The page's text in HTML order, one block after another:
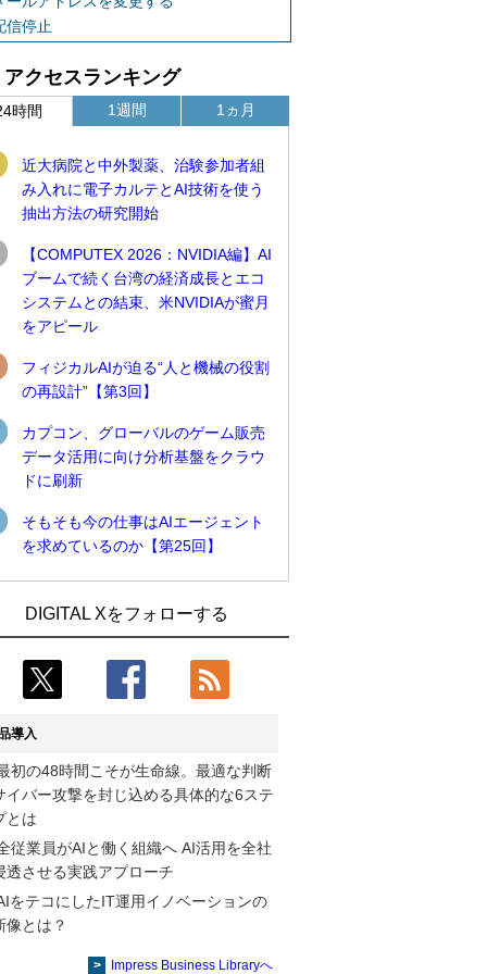
信停止
アクセスランキング
時間
近大病院と中外製薬、治験参加者組
み入れに電子カルテとAI技術を使う
抽出方法の研究開始
【COMPUTEX 2026：NVIDIA編】AI
ブームで続く台湾の経済成長とエコ
システムとの結束、米NVIDIAが蜜月
をアピール
フィジカルAIが迫る“人と機械の役割
の再設計”【第3回】
カプコン、グローバルのゲーム販売
データ活用に向け分析基盤をクラウ
ドに刷新
そもそも今の仕事はAIエージェント
を求めているのか【第25回】
1週間
れに電子カルテとAI技術を使う抽出方法
の研究開始
Umios、消費者起点の販売計画策定に向
社製造で鍵を握る台湾サプライチェー
ン、英Armが連携を強調
コスモ石油、製油所の設備点検への四足
歩行ロボット利用を検証
フィジカルAIが迫る“人と機械の役割の再
設計”【第3回】
1ヵ月
仮想化技術を使う統合基盤を本格稼働
鹿島建設、鋼管柱へのコンクリート充填
時の異常を検出するAIを遠隔監視システ
れに電子カルテとAI技術を使う抽出方法
の研究開始
そもそも今の仕事はAIエージェントを求
めているのか【第25回】
製造業の現場の暗黙知を組織横断で活用
するためのナレッジ管理基盤、LIGHTzが
DIGITAL Xをフォローする
導入
初の48時間こそが生命線。最適な判断
イバー攻撃を封じ込める具体的な6ステ
とは
従業員がAIと働く組織へ AI活用を全社
透させる実践アプローチ
をテコにしたIT運用イノベーションの
像とは？
Impress Business Libraryへ